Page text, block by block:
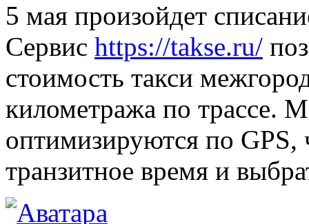
5 мая произойдет
Сервис https://takse.ru/
стоимость такси
километража по трассе.
оптимизируются по GPS,
транзитное время и